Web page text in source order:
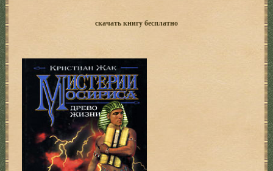
скачать книгу бесплатно